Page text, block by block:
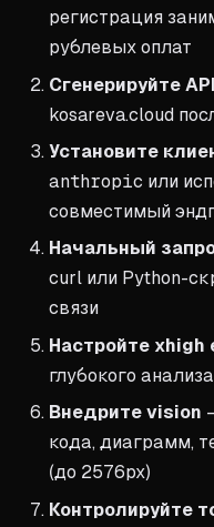
регистрация
рублевых оплат
Сгенерируйте
kosareva.cloud
Установите
anthropic или
совместимый
Начальный
curl или Python-
связи
Настройте xhigh
глубокого анализа
Внедрите vision
кода, диаграмм,
(до 2576px)
Контролируйте